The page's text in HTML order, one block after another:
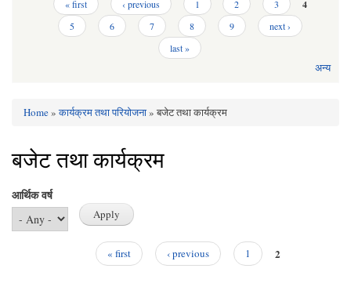
« first ‹ previous 1 2 3 4
5 6 7 8 9
next ›
last »
अन्य
You are here
Home»कार्यक्रम तथा परियोजना» बजेट तथा कार्यक्रम
बजेट तथा कार्यक्रम
आर्थिक वर्ष
« first ‹ previous 1 2